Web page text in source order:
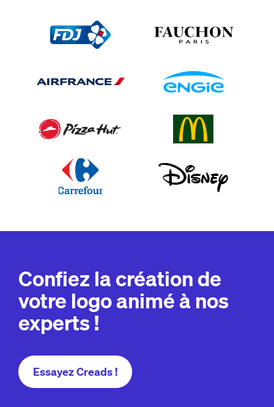
Confiez la création de
votre logo animé à nos
experts !
Essayez Creads !